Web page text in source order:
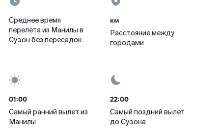
Среднее время
перелета из Манилы в
Суэон без пересадок
км
Расстояние между
городами
01:00
Самый ранний вылет из
Манилы
22:00
Самый поздний вылет
до Суэона